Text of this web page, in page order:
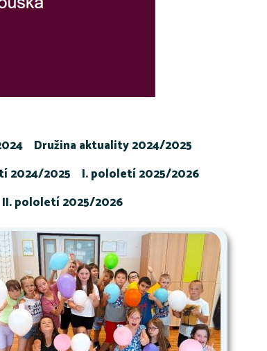
Družina aktuality 2024/2025
2024/2025
I. pololetí 2025/2026
II. pololetí 2025/2026